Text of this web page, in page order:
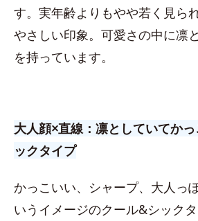
す。実年齢よりもやや若く見ら
やさしい印象。可愛さの中に凛
を持っています。
大人顔×直線：凛としていてか
ックタイプ
かっこいい、シャープ、大人っ
いうイメージのクール&シックタ